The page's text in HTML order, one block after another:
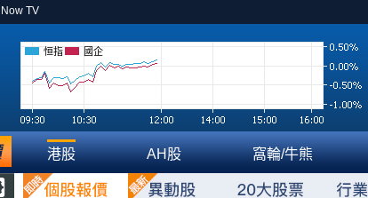
Now TV
恒指 國企
港股 AH股 窩輪/牛熊